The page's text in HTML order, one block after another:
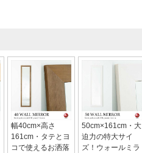
幅40cm×高さ
161cm・タテとヨ
コで使えるお洒落
50cm×161cm・大
迫力の特大サイ
ズ！ウォールミラ